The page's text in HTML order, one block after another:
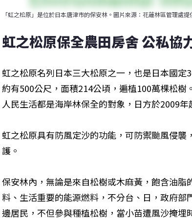
「虹之松原」是位於日本唐津市的保安林。圖片來源：花蓮林區管理處提
虹之松原保全農田房舍 公私協
虹之松原名列日本三大松原之一，也是日本國
約有500公尺，面積214公頃，遍植100萬棵松樹
人民生活都是海岸林保全的對象，日方於2009
虹之松原具有防風定沙的功能，可防禦颱風侵
護。
保安林內，無論是來自松樹或木麻黃，飽含油
料、生活重要的能源燃料，不分台、日，政府
邊居民，不但參與種植松樹，當小苗遭風沙掩